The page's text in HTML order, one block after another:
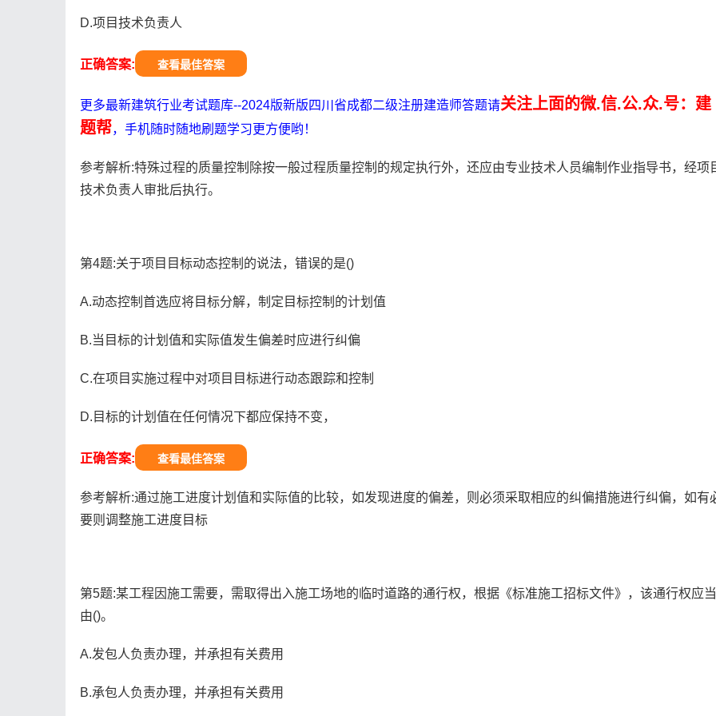
D.项目技术负责人
正确答案: 查看最佳答案
更多最新建筑行业考试题库--2024版新版四川省成都二级注册建造师答题请关注上面的微.信.公.众.号：建
题帮，手机随时随地刷题学习更方便哟！
参考解析:特殊过程的质量控制除按一般过程质量控制的规定执行外，还应由专业技术人员编制作业指导书，经项
技术负责人审批后执行。
第4题:关于项目目标动态控制的说法，错误的是()
A.动态控制首选应将目标分解，制定目标控制的计划值
B.当目标的计划值和实际值发生偏差时应进行纠偏
C.在项目实施过程中对项目目标进行动态跟踪和控制
D.目标的计划值在任何情况下都应保持不变，
正确答案: 查看最佳答案
参考解析:通过施工进度计划值和实际值的比较，如发现进度的偏差，则必须采取相应的纠偏措施进行纠偏，如有
要则调整施工进度目标
第5题:某工程因施工需要，需取得出入施工场地的临时道路的通行权，根据《标准施工招标文件》，该通行权应当
由()。
A.发包人负责办理，并承担有关费用
B.承包人负责办理，并承担有关费用